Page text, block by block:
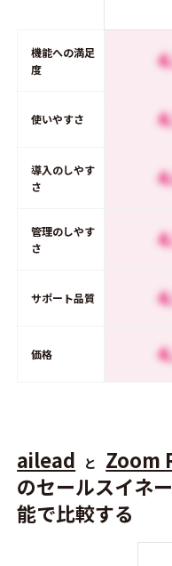
機能への満足
度
使いやすさ
導入のしやす
さ
管理のしやす
さ
サポート品質
価格
ailead と
Zoom
のセールスイネ
能で比較する